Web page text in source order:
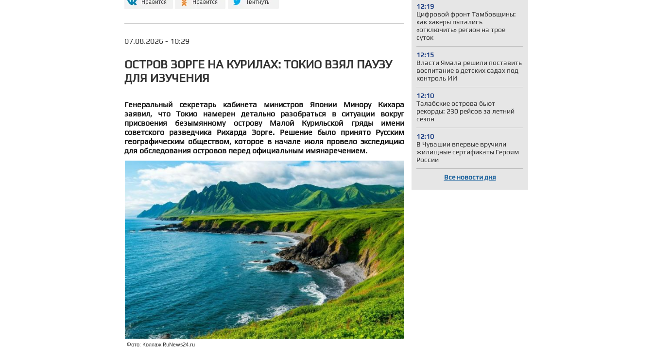
12:19
Цифровой фронт Тамбовщины:
как хакеры пытались
«отключить» регион на трое
суток
12:15
Власти Ямала решили поставить
воспитание в детских садах под
контроль ИИ
12:10
Талабские острова бьют
рекорды: 230 рейсов за летний
сезон
12:10
В Чувашии впервые вручили
жилищные сертификаты Героям
России
Все новости дня
07.08.2026 - 10:29
ОСТРОВ ЗОРГЕ НА КУРИЛАХ: ТОКИО ВЗЯЛ ПАУЗУ
ДЛЯ ИЗУЧЕНИЯ
Генеральный секретарь кабинета министров Японии Минору Кихара
заявил, что Токио намерен детально разобраться в ситуации вокруг
присвоения безымянному острову Малой Курильской гряды имени
советского разведчика Рихарда Зорге. Решение было принято Русским
географическим обществом, которое в начале июля провело экспедицию
для обследования островов перед официальным имянаречением.
Фото: Коллаж RuNews24.ru